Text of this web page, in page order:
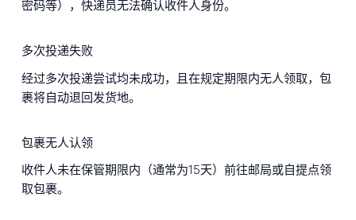
密码等），快递员无法确认收件人身份。
多次投递失败
经过多次投递尝试均未成功，且在规定期限内无人领取，包
裹将自动退回发货地。
包裹无人认领
收件人未在保管期限内（通常为15天）前往邮局或自提点领
取包裹。